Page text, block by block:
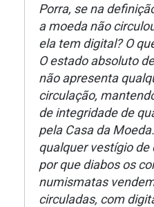
Porra, se na
a moeda não
ela tem digital? O
O estado absoluto
não apresenta
circulação,
de integridade de
pela Casa da
qualquer vestígio de
por que diabos os
numismatas
circuladas, com